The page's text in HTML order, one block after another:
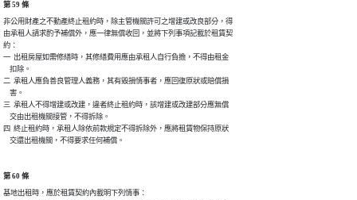
第 59 條
非公用財產之不動產終止租約時，除主管機關許可之增建或改良部分，得
由承租人請求酌予補償外，應一律無償收回，並將下列事項記載於租賃契
約：
一  出租房屋如需修繕時，其修繕費用應由承租人自行負擔，不得由租金
    扣除。
二  承租人應負善良管理人義務，其有毀損情事者，應回復原狀或賠償損
    害。
三  承租人不得增建或改建，違者終止租約時，該增建或改建部分應無償
    交由出租機關接管，不得拆除。
四  終止租約時，承租人除依前款規定不得拆除外，應將租賃物保持原狀
    交還出租機關，不得要求任何補償。
第 60 條
基地出租時，應於租賃契約內載明下列情事：